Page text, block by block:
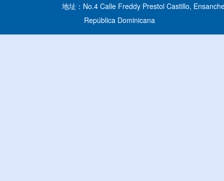
地址：No.4 Calle Freddy Prestol Castillo,
República Dominicana